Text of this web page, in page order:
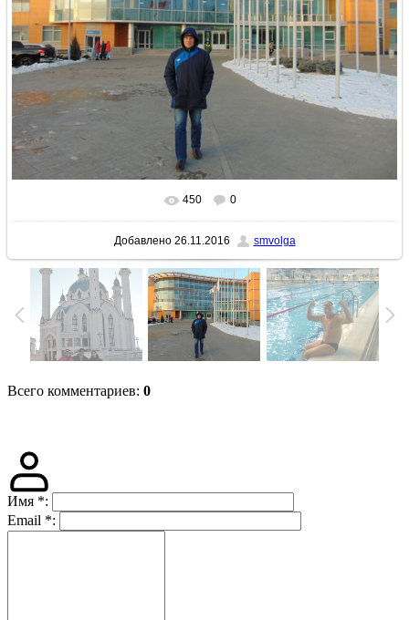
В реальном размере 1200x900
450 0
Добавлено26.11.2016 smvolga
Всего комментариев: 0
Имя *:
Email *: